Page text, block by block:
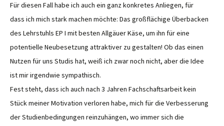
Für diesen Fall habe ich auch ein ganz konkretes Anliegen, für
dass ich mich stark machen möchte: Das großflächige Überbacken
des Lehrstuhls EP I mit besten Allgäuer Käse, um ihn für eine
potentielle Neubesetzung attraktiver zu gestalten! Ob das einen
Nutzen für uns Studis hat, weiß ich zwar noch nicht, aber die Idee
ist mir irgendwie sympathisch.
Fest steht, dass ich auch nach 3 Jahren Fachschaftsarbeit kein
Stück meiner Motivation verloren habe, mich für die Verbesserung
der Studienbedingungen reinzuhängen, wo immer sich die